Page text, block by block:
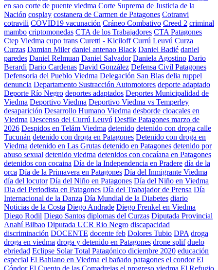
en sao corte de puente viedma Corte Suprema de Justicia de la
Nación cosplay costanera de Carmen de Patagones Cotranvi
cotravili COVID19 vacunación Cráneo Combativo Creed 2 criminal
mambo criptomonedas CTA de los Trabajadores CTA Patagones
Ctep Viedma cupo trans Curetti - Kiciloff Currú Leuvú Curza
Curzas Damian Miler daniel antenao Black Daniel Badié daniel
paredes Daniel Relmuan Daniel Salvador Daniela Agostino Dario
Berardi Dario Cardenas David González Defensa Civil Patagones
Defensoria del Pueblo Viedma Delegación San Blas delia ruppel
denuncia Departamento Sustracción Automotores deporte adaptado
Deporte Río Negro deportes adaptados Deportes Municipalidad de
Viedma Deportivo Viedma Deportivo Viedma vs Temperley
desaparición Desarrollo Humano Viedma desborde cloacales en
Viedma Descenso del Currú Leuvú Desfile Patagones marzo de
2026 Despidos en Telám Viedma detenido detenido con droga calle
Tucunán detenido con droga en Patagones Detenido con droga en
Viedma detenido en Las Grutas detenido en Patagones detenido por
abuso sexual detenido viedma detenidos con cocaíana en Patagones
detenidos con cocaina Día de la Independencia en Pradere día de la
orca Día de la Primavera en Patagones Día del Inmigrante Viedma
día del locutor Día del Niño en Patagones Día del Niño en Viedma
Dia del Periodista en Patagones Día del Trabajador de Prensa Día
Internacional de la Danza Día Mundial de la Diabetes diario
Noticias de la Costa Diego Andrade Diego Frenkel en Viedma
Diego Rodil Diego Santos diplomas del Curzas Diputada Provincial
Anahí Bilbao Diputada UCR Rio Negro discapacidad
discriminación DOCENTE docente feb Dolores Tubio DPA droga
droga en viedma droga y detenido en Patagones drone splif duelo
ebriedad Eclipse Solar Total Patagónico diciembre 2020 educación
especial El Bahiano en Viedma el bañado patagones el condor El
Cóndor El Cuento de las Comadrejas el progreso viedma El Refugio